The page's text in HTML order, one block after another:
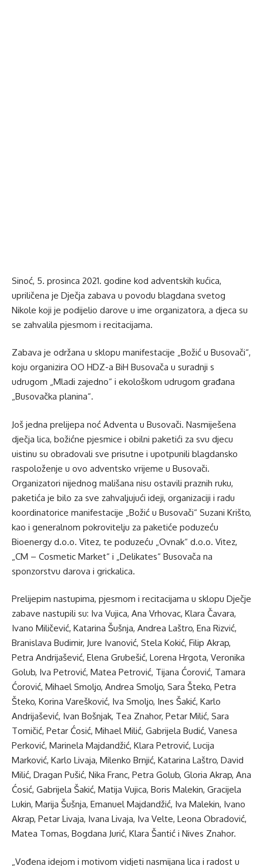
Sinoć, 5. prosinca 2021. godine kod adventskih kućica,
upriličena je Dječja zabava u povodu blagdana svetog
Nikole koji je podijelio darove u ime organizatora, a djeca su
se zahvalila pjesmom i recitacijama.
Zabava je održana u sklopu manifestacije „Božić u Busovači“,
koju organizira OO HDZ-a BiH Busovača u suradnji s
udrugom „Mladi zajedno“ i ekološkom udrugom građana
„Busovačka planina“.
Još jedna prelijepa noć Adventa u Busovači. Nasmiješena
dječja lica, božićne pjesmice i obilni paketići za svu djecu
uistinu su obradovali sve prisutne i upotpunili blagdansko
raspoloženje u ovo adventsko vrijeme u Busovači.
Organizatori nijednog mališana nisu ostavili praznih ruku,
paketića je bilo za sve zahvaljujući ideji, organizaciji i radu
koordinatorice manifestacije „Božić u Busovači“ Suzani Krišto,
kao i generalnom pokrovitelju za paketiće poduzeću
Bioenergy d.o.o. Vitez, te poduzeću „Ovnak“ d.o.o. Vitez,
„CM – Cosmetic Market“ i „Delikates“ Busovača na
sponzorstvu darova i grickalica.
Prelijepim nastupima, pjesmom i recitacijama u sklopu Dječje
zabave nastupili su: Iva Vujica, Ana Vrhovac, Klara Čavara,
Ivano Miličević, Katarina Šušnja, Andrea Laštro, Ena Rizvić,
Branislava Budimir, Jure Ivanović, Stela Kokić, Filip Akrap,
Petra Andrijašević, Elena Grubešić, Lorena Hrgota, Veronika
Golub, Iva Petrović, Matea Petrović, Tijana Ćorović, Tamara
Ćorović, Mihael Smoljo, Andrea Smoljo, Sara Šteko, Petra
Šteko, Korina Varešković, Iva Smoljo, Ines Šakić, Karlo
Andrijašević, Ivan Bošnjak, Tea Znahor, Petar Milić, Sara
Tomičić, Petar Ćosić, Mihael Milić, Gabrijela Budić, Vanesa
Perković, Marinela Majdandžić, Klara Petrović, Lucija
Marković, Karlo Livaja, Milenko Brnjić, Katarina Laštro, David
Milić, Dragan Pušić, Nika Franc, Petra Golub, Gloria Akrap, Ana
Ćosić, Gabrijela Šakić, Matija Vujica, Boris Malekin, Gracijela
Lukin, Marija Šušnja, Emanuel Majdandžić, Iva Malekin, Ivano
Akrap, Petar Livaja, Ivana Livaja, Iva Velte, Leona Obradović,
Matea Tomas, Bogdana Jurić, Klara Šantić i Nives Znahor.
„Vođena idejom i motivom vidjeti nasmijana lica i radost u